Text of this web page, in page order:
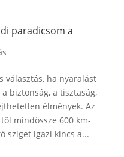
paradicsom a
választás, ha nyaralást
biztonság, a tisztaság,
élmények. Az
mindössze 600 km-
sziget igazi kincs a...